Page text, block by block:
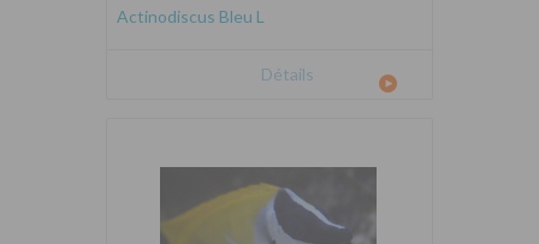
Actinodiscus Bleu L
Détails